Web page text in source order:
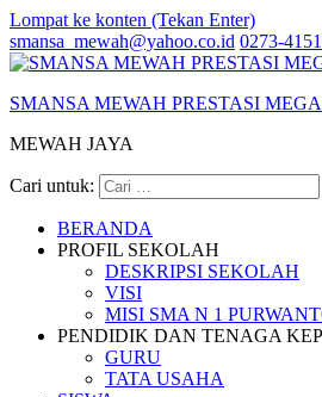
Lompat ke konten (Tekan Enter)
smansa_mewah@yahoo.co.id 0273-
SMANSA MEWAH PRESTASI
MEWAH JAYA
Cari untuk:
BERANDA
PROFIL SEKOLAH
DESKRIPSI SEKOLAH
VISI
MISI SMA N 1
PENDIDIK DAN TENAGA
GURU
TATA USAHA